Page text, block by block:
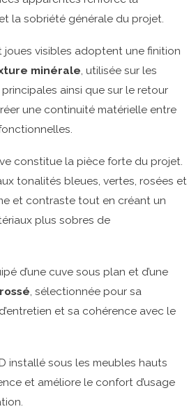
la sobriété générale du projet.
joues visibles adoptent une finition
minérale, utilisée sur les
ainsi que sur le retour
une continuité matérielle entre
constitue la pièce forte du projet.
tonalités bleues, vertes, rosées et
et contraste tout en créant un
plus sobres de
d’une cuve sous plan et d’une
, sélectionnée pour sa
et sa cohérence avec le
installé sous les meubles hauts
et améliore le confort d’usage